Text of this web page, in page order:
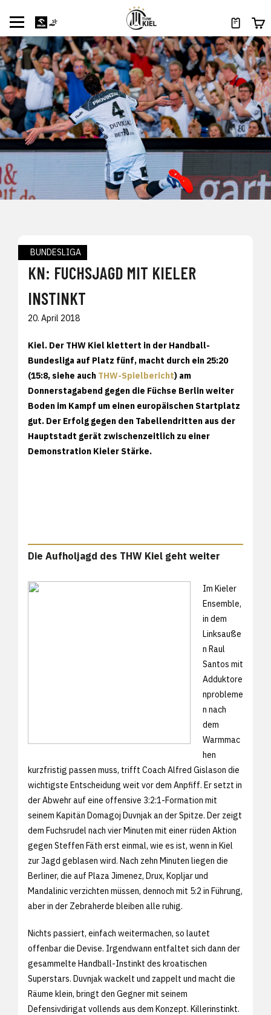
BUNDESLIGA
KN: FUCHSJAGD MIT KIELER
INSTINKT
20. April 2018
Kiel. Der THW Kiel klettert in der Handball-
Bundesliga auf Platz fünf, macht durch ein 25:20
(15:8, siehe auch THW-Spielbericht) am
Donnerstagabend gegen die Füchse Berlin weiter
Boden im Kampf um einen europäischen Startplatz
gut. Der Erfolg gegen den Tabellendritten aus der
Hauptstadt gerät zwischenzeitlich zu einer
Demonstration Kieler Stärke.
Die Aufholjagd des THW Kiel geht weiter
Im Kieler
Ensemble,
in dem
Linksauße
n Raul
Santos mit
Adduktore
nprobleme
n nach
dem
Warmmac
hen
kurzfristig passen muss, trifft Coach Alfred Gislason die
wichtigste Entscheidung weit vor dem Anpfiff. Er setzt in
der Abwehr auf eine offensive 3:2:1-Formation mit
seinem Kapitän Domagoj Duvnjak an der Spitze. Der zeigt
dem Fuchsrudel nach vier Minuten mit einer rüden Aktion
gegen Steffen Fäth erst einmal, wie es ist, wenn in Kiel
zur Jagd geblasen wird. Nach zehn Minuten liegen die
Berliner, die auf Plaza Jimenez, Drux, Kopljar und
Mandalinic verzichten müssen, dennoch mit 5:2 in Führung,
aber in der Zebraherde bleiben alle ruhig.
Nichts passiert, einfach weitermachen, so lautet
offenbar die Devise. Irgendwann entfaltet sich dann der
gesammelte Handball-Instinkt des kroatischen
Superstars. Duvnjak wackelt und zappelt und macht die
Räume klein, bringt den Gegner mit seinem
Defensivdirigat vollends aus dem Konzept. Killerinstinkt.